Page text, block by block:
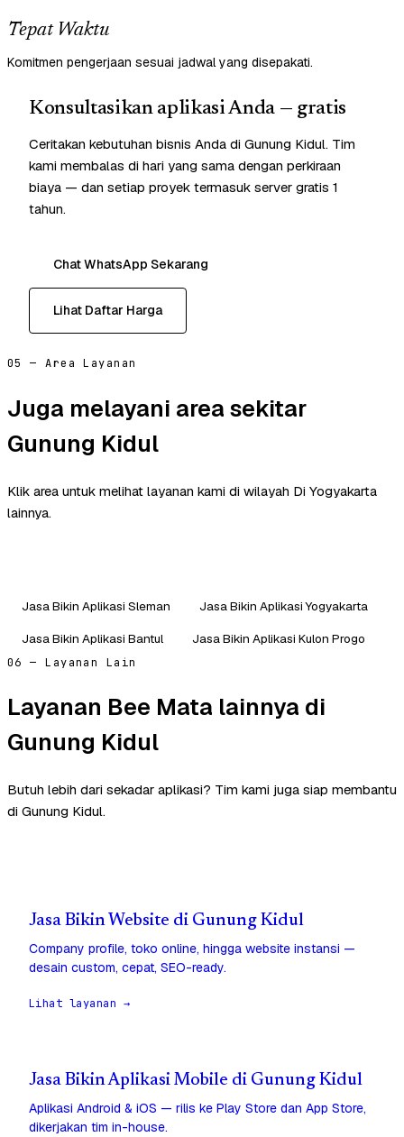
Tepat Waktu
Komitmen pengerjaan sesuai jadwal yang disepakati.
Konsultasikan aplikasi Anda — gratis
Ceritakan kebutuhan bisnis Anda di Gunung Kidul. Tim
kami membalas di hari yang sama dengan perkiraan
biaya — dan setiap proyek termasuk server gratis 1
tahun.
Chat WhatsApp Sekarang
Lihat Daftar Harga
05 — Area Layanan
Juga melayani area sekitar
Gunung Kidul
Klik area untuk melihat layanan kami di wilayah Di Yogyakarta
lainnya.
Jasa Bikin Aplikasi Sleman
Jasa Bikin Aplikasi Yogyakarta
Jasa Bikin Aplikasi Bantul
Jasa Bikin Aplikasi Kulon Progo
06 — Layanan Lain
Layanan Bee Mata lainnya di
Gunung Kidul
Butuh lebih dari sekadar aplikasi? Tim kami juga siap membantu
di Gunung Kidul.
Jasa Bikin Website di Gunung Kidul
Company profile, toko online, hingga website instansi —
desain custom, cepat, SEO-ready.
Lihat layanan →
Jasa Bikin Aplikasi Mobile di Gunung Kidul
Aplikasi Android & iOS — rilis ke Play Store dan App Store,
dikerjakan tim in-house.